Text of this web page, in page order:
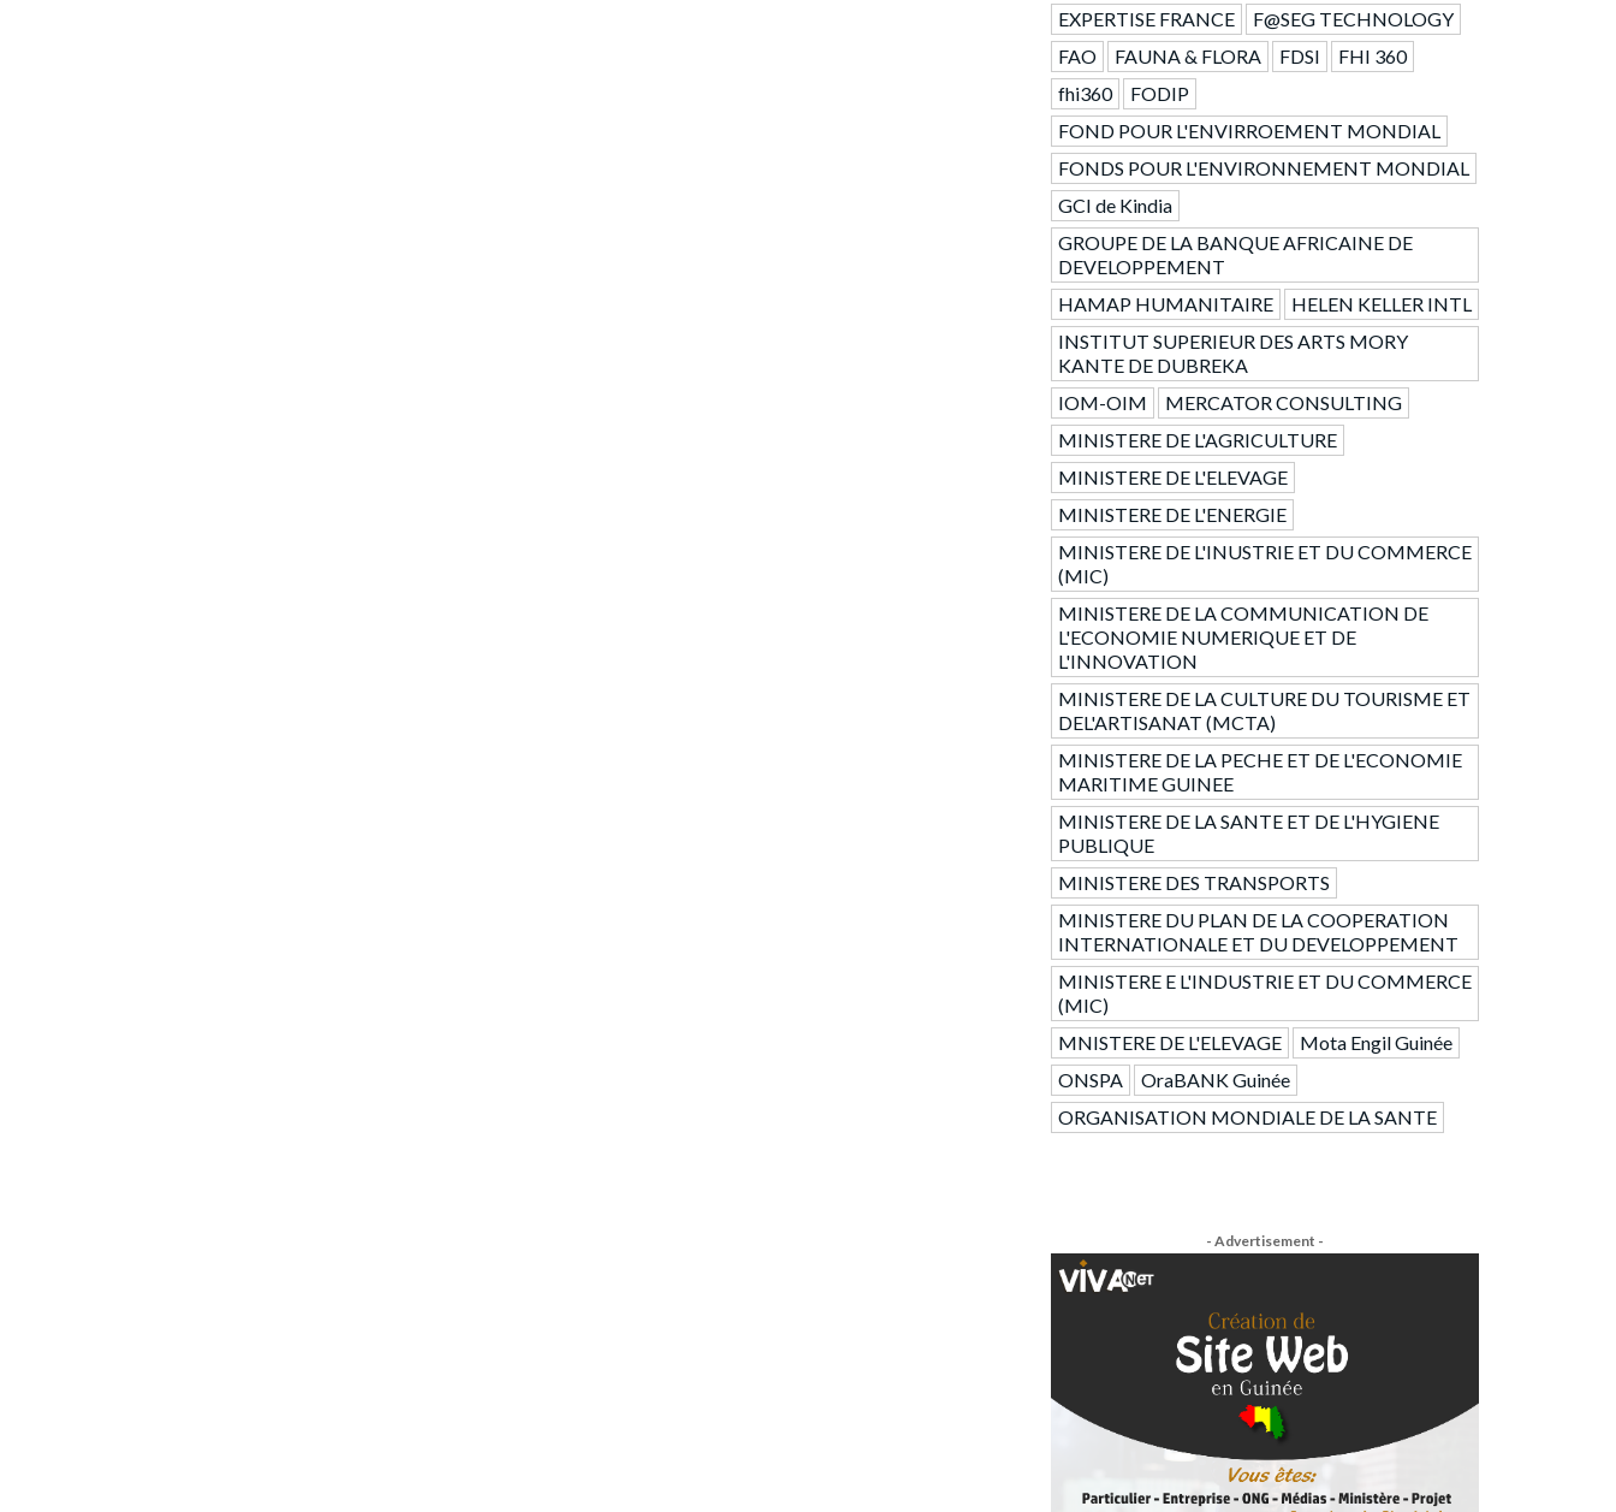
EXPERTISE FRANCE
F@SEG TECHNOLOGY
FAO
FAUNA & FLORA FDSI
FHI 360
fhi360
FODIP
FOND POUR L'ENVIRROEMENT MONDIAL
FONDS POUR L'ENVIRONNEMENT MONDIAL
GCI de Kindia
GROUPE DE LA BANQUE AFRICAINE DE
DEVELOPPEMENT
HAMAP HUMANITAIRE
HELEN KELLER INTL
INSTITUT SUPERIEUR DES ARTS MORY
KANTE DE DUBREKA
IOM-OIM
MERCATOR CONSULTING
MINISTERE DE L'AGRICULTURE
MINISTERE DE L'ELEVAGE
MINISTERE DE L'ENERGIE
MINISTERE DE L'INUSTRIE ET DU COMMERCE
(MIC)
MINISTERE DE LA COMMUNICATION DE
L'ECONOMIE NUMERIQUE ET DE
L'INNOVATION
MINISTERE DE LA CULTURE DU TOURISME ET
DEL'ARTISANAT (MCTA)
MINISTERE DE LA PECHE ET DE L'ECONOMIE
MARITIME GUINEE
MINISTERE DE LA SANTE ET DE L'HYGIENE
PUBLIQUE
MINISTERE DES TRANSPORTS
MINISTERE DU PLAN DE LA COOPERATION
INTERNATIONALE ET DU DEVELOPPEMENT
MINISTERE E L'INDUSTRIE ET DU COMMERCE
(MIC)
MNISTERE DE L'ELEVAGE
Mota Engil Guinée
ONSPA
OraBANK Guinée
ORGANISATION MONDIALE DE LA SANTE
- Advertisement -